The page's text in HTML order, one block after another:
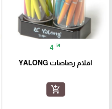
4 ₪
اقلام رصاصات YALONG
add_shopping_cart